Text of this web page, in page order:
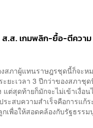
ส.ส. เกมพลิก-ยื้อ-ตีควา
งสภาผู้แทนราษฎรชุดนี้ก็จะห
ะยะเวลา 3 ปีกว่าของสภาชุ
ต่สุดท้ายก็มักจะไม่เข้าเงื่อน
ะสบความสำเร็จคือการแก้
เพื่อให้สอดคล้องกับรัฐธรร